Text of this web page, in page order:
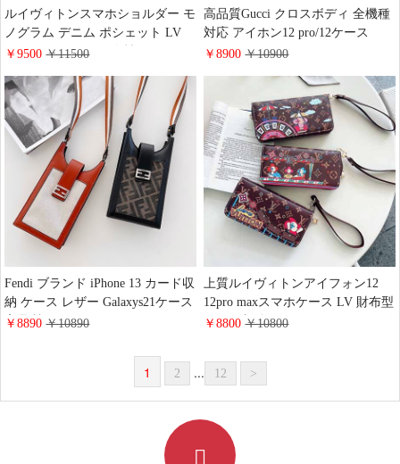
ルイヴィトンスマホショルダー モ
ノグラム デニム ポシェット LV
ミニ クロスボディ 女性 ファッシ
全機種に対応スマホポーチ
￥9500￥11500
高品質Gucci クロスボディ 全機種
対応 アイホン12 pro/12ケース
gucci iPhone 12 mini/12 pro maxカ
ース グッチ芸能人アイフォン
xsmax/xs/xrカバー
￥8900￥10900
Fendi ブランド iPhone 13 カード収
納 ケース レザー Galaxys21ケース
高品質 フェンディ iPhone
イフォン 12スマホケース 全機種
￥8890￥10890
上質ルイヴィトンアイフォン12
12pro maxスマホケース LV 財布型
カード収納iphone12 miniカバー ビ
マス風 ストラップ付き レザー製
￥8800￥10800
1 2 ... 12 >